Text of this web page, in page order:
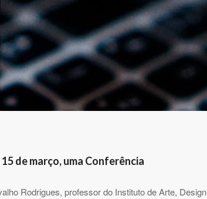
de março, uma Conferência
Rodrigues, professor do Instituto de Arte, Design